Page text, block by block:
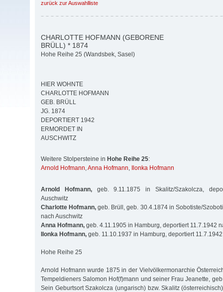
zurück zur Auswahlliste
CHARLOTTE HOFMANN (GEBORENE
BRÜLL) * 1874
Hohe Reihe 25 (Wandsbek, Sasel)
HIER WOHNTE
CHARLOTTE HOFMANN
GEB. BRÜLL
JG. 1874
DEPORTIERT 1942
ERMORDET IN
AUSCHWITZ
Weitere Stolpersteine in Hohe Reihe 25:
Arnold Hofmann,Anna Hofmann, Ilonka Hofmann
Arnold Hofmann,geb. 9.11.1875 in Skalitz/Szakolcza,
Auschwitz
Charlotte Hofmann, geb. Brüll, geb. 30.4.1874 in Sobotiste/
nach Auschwitz
Anna Hofmann, geb. 4.11.1905 in Hamburg, deportiert 11.7.1942
Ilonka Hofmann, geb. 11.10.1937 in Hamburg, deportiert
Hohe Reihe 25
Arnold Hofmann wurde 1875 in der Vielvölkermonarchie
Tempeldieners Salomon Hof(f)mann und seiner Frau Jeanette,
Sein Geburtsort Szakolcza (ungarisch) bzw. Skalitz